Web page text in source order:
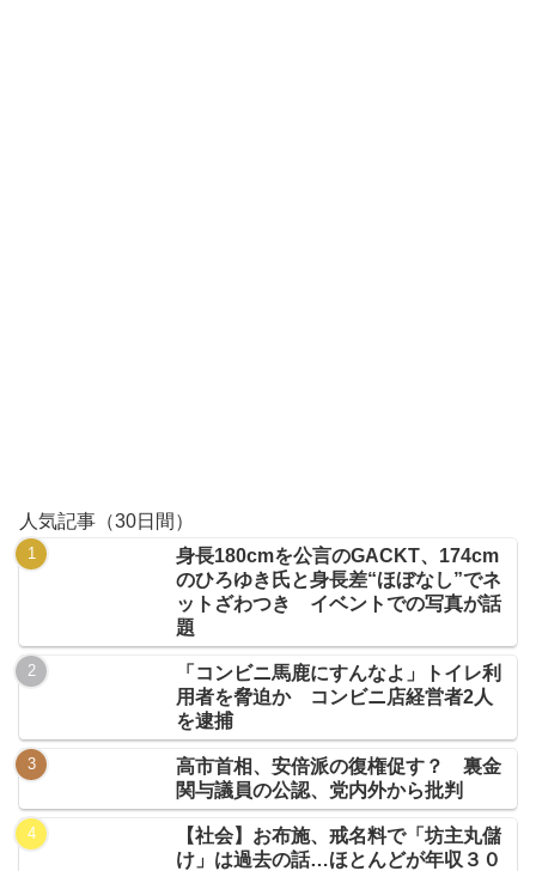
人気記事（30日間）
身長180cmを公言のGACKT、174cm
のひろゆき氏と身長差“ほぼなし”でネ
ットざわつき イベントでの写真が話
題
「コンビニ馬鹿にすんなよ」トイレ利
用者を脅迫か コンビニ店経営者2人
を逮捕
高市首相、安倍派の復権促す？ 裏金
関与議員の公認、党内外から批判
【社会】お布施、戒名料で「坊主丸儲
け」は過去の話…ほとんどが年収３０